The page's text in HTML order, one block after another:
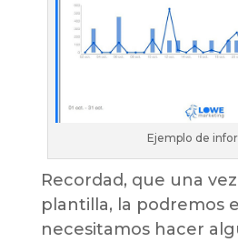
Ejemplo de
Recordad, que una
plantilla, la podremos
necesitamos hacer